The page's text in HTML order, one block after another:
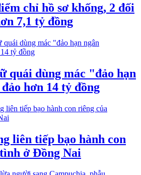
chỉ hồ sơ khống, 2 đối
7,1 tỷ đồng
quái dùng mác "đảo hạn
hơn 14 tỷ đồng
liên tiếp bạo hành con
ở Đồng Nai